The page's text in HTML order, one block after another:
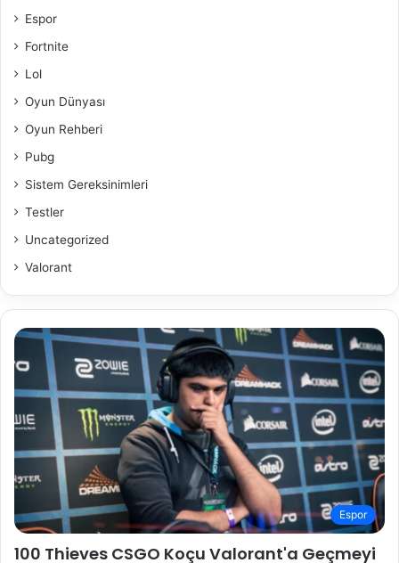
Espor
Fortnite
Lol
Oyun Dünyası
Oyun Rehberi
Pubg
Sistem Gereksinimleri
Testler
Uncategorized
Valorant
Espor
100 Thieves CSGO Koçu Valorant'a Geçmeyi